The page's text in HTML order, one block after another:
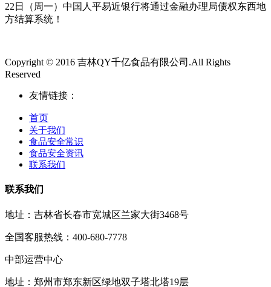
22日（周一）中国人平易近银行将通过金融办理局债权东西地
方结算系统！
Copyright © 2016 吉林QY千亿食品有限公司.All Rights
Reserved
友情链接：
首页
关于我们
食品安全常识
食品安全资讯
联系我们
联系我们
地址：吉林省长春市宽城区兰家大街3468号
全国客服热线：400-680-7778
中部运营中心
地址：郑州市郑东新区绿地双子塔北塔19层